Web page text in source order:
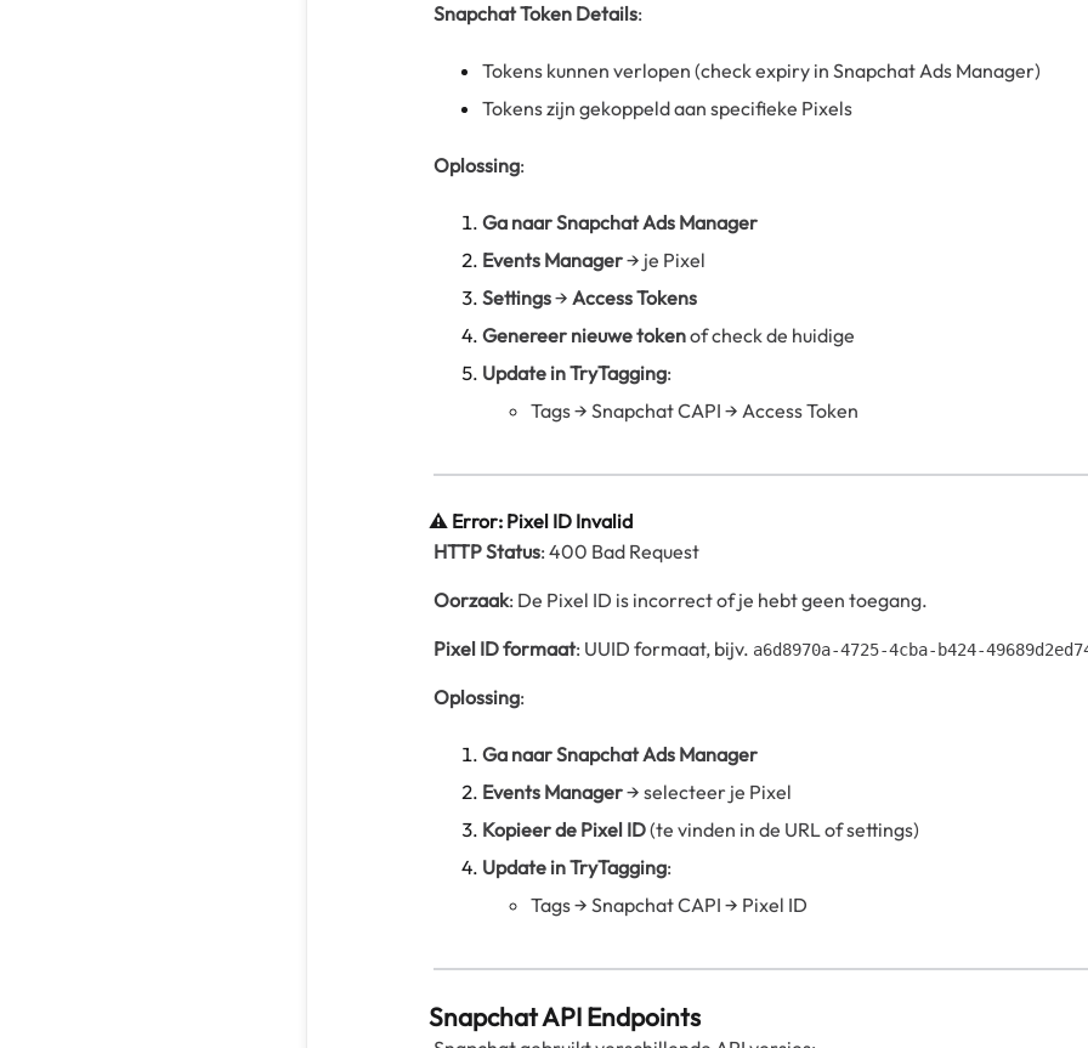
Snapchat Token Details:
Tokens kunnen verlopen (check expiry in Snapchat Ads Manager)
Tokens zijn gekoppeld aan specifieke Pixels
Oplossing:
Ga naar Snapchat Ads Manager
Events Manager→ je Pixel
Settings→ Access Tokens
Genereer nieuwe tokenof check de huidige
Update in TryTagging:
Tags → Snapchat CAPI → Access Token
⚠️ Error: Pixel ID Invalid
HTTP Status: 400 Bad Request
Oorzaak: De Pixel ID is incorrect of je hebt geen toegang.
Pixel ID formaat: UUID formaat, bijv. a6d8970a-4725-4cba-b424-
Oplossing:
Ga naar Snapchat Ads Manager
Events Manager→ selecteer je Pixel
Kopieer de Pixel ID(te vinden in de URL of settings)
Update in TryTagging:
Tags → Snapchat CAPI → Pixel ID
Snapchat API Endpoints